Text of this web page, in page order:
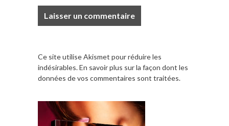
Ce site utilise Akismet pour réduire les
indésirables.En savoir plus sur la façon dont les
données de vos commentaires sont traitées.